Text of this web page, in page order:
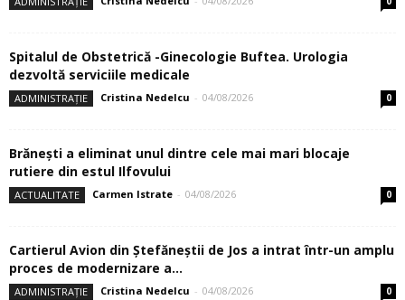
Spitalul de Obstetrică -Ginecologie Buftea. Urologia
dezvoltă serviciile medicale
ADMINISTRAȚIE Cristina Nedelcu - 04/08/2026 0
Brănești a eliminat unul dintre cele mai mari blocaje
rutiere din estul Ilfovului
ACTUALITATE Carmen Istrate - 04/08/2026 0
Cartierul Avion din Ştefăneştii de Jos a intrat într-un amplu
proces de modernizare a...
ADMINISTRAȚIE Cristina Nedelcu - 04/08/2026 0